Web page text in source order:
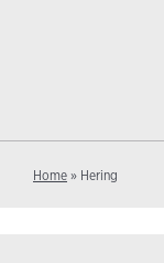
Home » Hering